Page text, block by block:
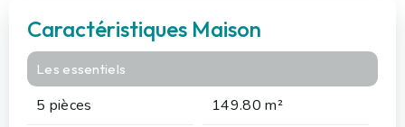
Caractéristiques Maison
Les essentiels
5 pièces
149.80 m²